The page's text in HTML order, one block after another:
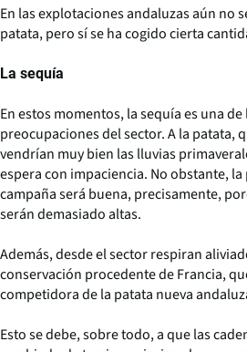
En las explotaciones andaluzas aún no
patata, pero sí se ha cogido cierta
La sequía
En estos momentos, la sequía es una
preocupaciones del sector. A la patata,
vendrían muy bien las lluvias
espera con impaciencia. No obstante,
campaña será buena, precisamente,
serán demasiado altas.
Además, desde el sector respiran
conservación procedente de Francia,
competidora de la patata nueva
Esto se debe, sobre todo, a que las